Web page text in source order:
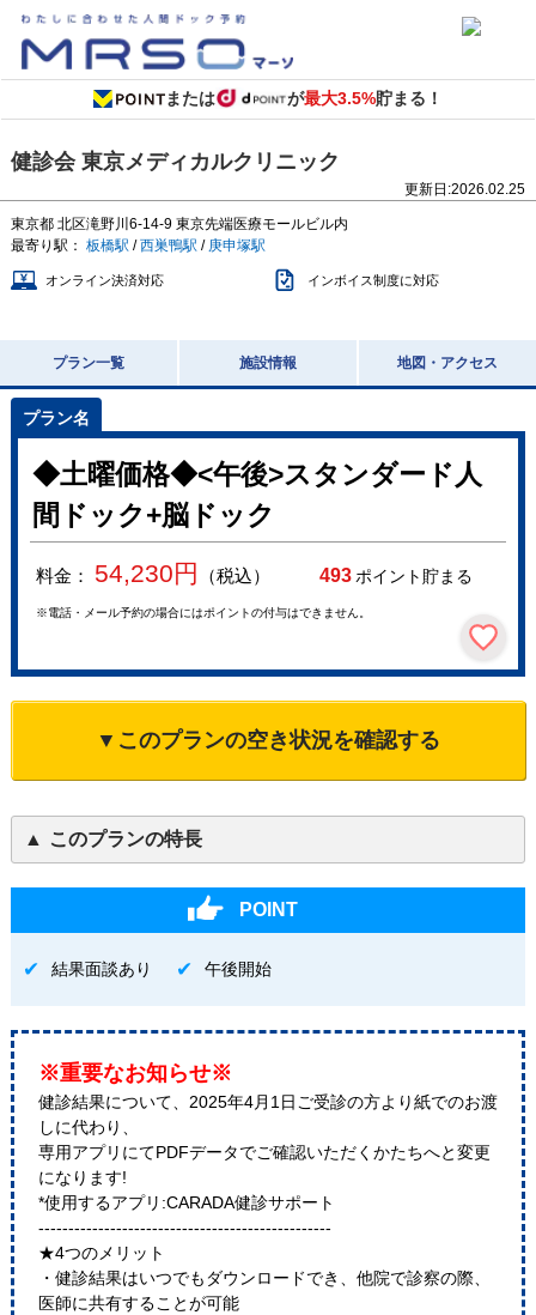
または が最大3.5%貯まる！
健診会 東京メディカルクリニック
更新日:2026.02.25
東京都 北区滝野川6-14-9 東京先端医療モールビル内
最寄り駅： 板橋駅 /西巣鴨駅 / 庚申塚駅
オンライン決済対応 インボイス制度に対応
プラン一覧 施設情報 地図・アクセス
◆土曜価格◆<午後>スタンダード人
間ドック+脳ドック
料金： 54,230円 （税込） 493ポイント貯まる
※電話・メール予約の場合にはポイントの付与はできません。
▼このプランの空き状況を確認する
このプランの特長
POINT
結果面談あり 午後開始
※重要なお知らせ※
健診結果について、2025年4月1日ご受診の方より紙でのお渡
しに代わり、
専用アプリにてPDFデータでご確認いただくかたちへと変更
になります!
*使用するアプリ:CARADA健診サポート
-------------------------------------------------
★4つのメリット
・健診結果はいつでもダウンロードでき、他院で診察の際、
医師に共有することが可能